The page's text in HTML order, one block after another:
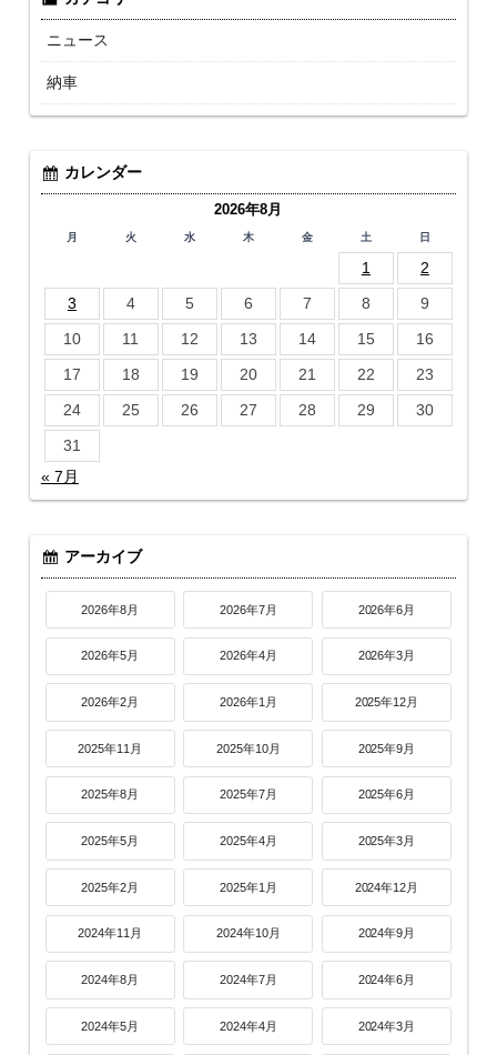
ニュース
納車
カレンダー
2026年8月
月 火 水 木 金 土 日
1
2
3
4 5 6 7 8
9
10
11 12 13 14 15
16
17
18 19 20 21 22
23
24
25 26 27 28 29
30
31
« 7月
アーカイブ
2026年8月 2026年7月 2026年6月
2026年5月 2026年4月 2026年3月
2026年2月 2026年1月 2025年12月
2025年11月 2025年10月 2025年9月
2025年8月 2025年7月 2025年6月
2025年5月 2025年4月 2025年3月
2025年2月 2025年1月 2024年12月
2024年11月 2024年10月 2024年9月
2024年8月 2024年7月 2024年6月
2024年5月 2024年4月 2024年3月